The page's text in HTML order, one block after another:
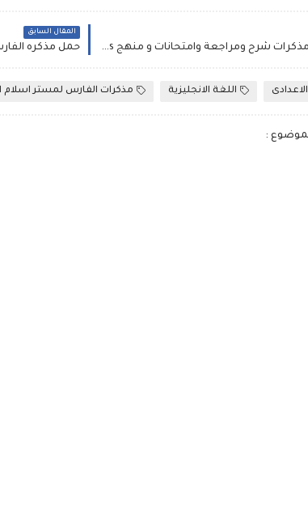
تحميل جميع مذكرات شرح ومراجعة وامتحانات و منهج family and friends للمرحلة الابتدائية
المقال السابق
اللغة الانجليزية مذكرات الفارس لمستر اسلام
: